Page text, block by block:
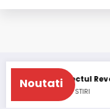
Noutati
Revoy prinde contur